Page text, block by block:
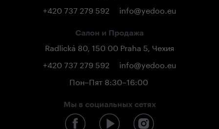
+420 737 279 592 info@yedoo.eu
Салон и Продажа
Radlická 80, 150 00 Praha 5, Чехия
+420 737 279 592
info@yedoo.eu
Пон–Пят 8:30–16:00
Мы в социальных сетях